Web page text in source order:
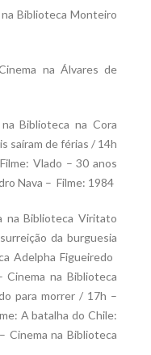
Biblioteca Monteiro
na Álvares de
Biblioteca na Cora
saíram de férias / 14h
Vlado – 30 anos
Nava – Filme: 1984
na Biblioteca Viritato
da burguesia
Figueiredo 
Cinema na Biblioteca
para morrer / 17h –
A batalha do Chile:
Cinema na Biblioteca